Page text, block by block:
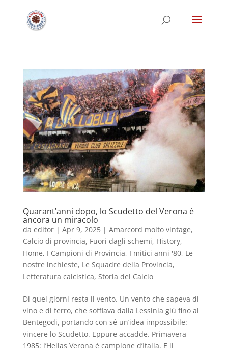
Quarant’anni dopo, lo Scudetto del Verona è
ancora un miracolo
da editor| Apr 9, 2025| Amarcord molto vintage,
Calcio di provincia, Fuori dagli schemi, History,
Home, I Campioni di Provincia, I mitici anni '80, Le
nostre inchieste, Le Squadre della Provincia,
Letteratura calcistica, Storia del Calcio
Di quei giorni resta il vento. Un vento che sapeva di
vino e di ferro, che soffiava dalla Lessinia giù fino al
Bentegodi, portando con sé un’idea impossibile:
vincere lo Scudetto. Eppure accadde. Primavera
1985: l’Hellas Verona è campione d’Italia. E il